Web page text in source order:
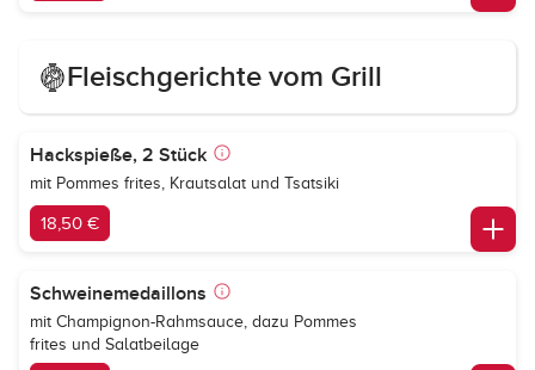
Fleischgerichte vom Grill
Hackspieße, 2 Stück
mit Pommes frites, Krautsalat und Tsatsiki
18,50 €
Schweinemedaillons
mit Champignon-Rahmsauce, dazu Pommes
frites und Salatbeilage